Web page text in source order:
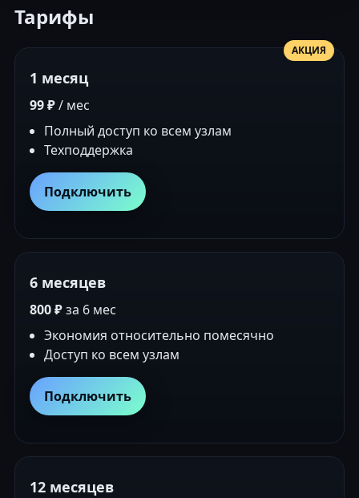
Тарифы
АКЦИЯ
1 месяц
99 ₽/ мес
Полный доступ ко всем узлам
Техподдержка
Подключить
6 месяцев
800 ₽за 6 мес
Экономия относительно помесячно
Доступ ко всем узлам
Подключить
12 месяцев